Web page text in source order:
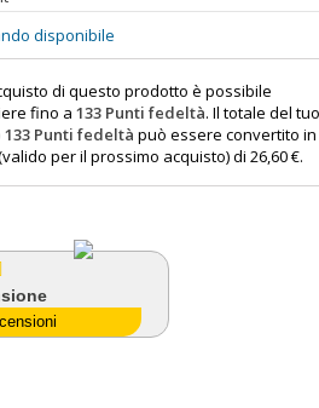
disponibile
di questo prodotto è possibile
fino a 133 Punti fedeltà. Il totale del tuo
133 Punti fedeltà può essere convertito in
per il prossimo acquisto) di 26,60 €.